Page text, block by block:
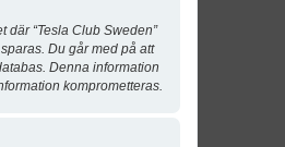
“Tesla Club Sweden”
Du går med på att
Denna information
komprometteras.